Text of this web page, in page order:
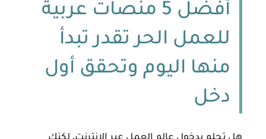
أفضل 5 منصات عربية
للعمل الحر تقدر تبدأ
منها اليوم وتحقق أول
دخل